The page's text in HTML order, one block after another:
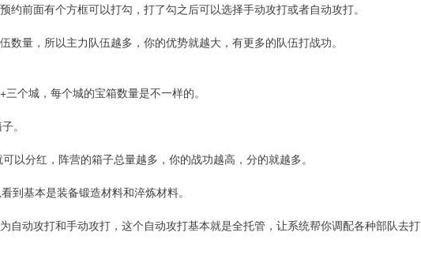
约前面有个方框可以打勾，打了勾之后可以选择手动攻打或者自动攻打。
数量，所以主力队伍越多，你的优势就越大，有更多的队伍打战功。
个城，每个城的宝箱数量是不一样的。
。
以分红，阵营的箱子总量越多，你的战功越高，分的就越多。
到基本是装备锻造材料和淬炼材料。
自动攻打和手动攻打，这个自动攻打基本就是全托管，让系统帮你调配各种部队去打